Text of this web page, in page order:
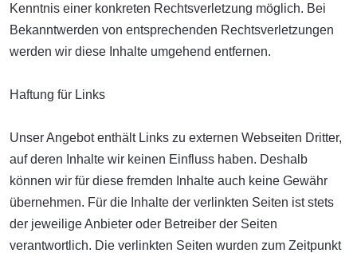
Kenntnis einer konkreten Rechtsverletzung möglich. Bei
Bekanntwerden von entsprechenden Rechtsverletzungen
werden wir diese Inhalte umgehend entfernen.
Haftung für Links
Unser Angebot enthält Links zu externen Webseiten Dritter,
auf deren Inhalte wir keinen Einfluss haben. Deshalb
können wir für diese fremden Inhalte auch keine Gewähr
übernehmen. Für die Inhalte der verlinkten Seiten ist stets
der jeweilige Anbieter oder Betreiber der Seiten
verantwortlich. Die verlinkten Seiten wurden zum Zeitpunkt